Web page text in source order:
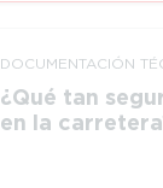
DOCUMEN­TACIÓN
¿Qué tan
en la